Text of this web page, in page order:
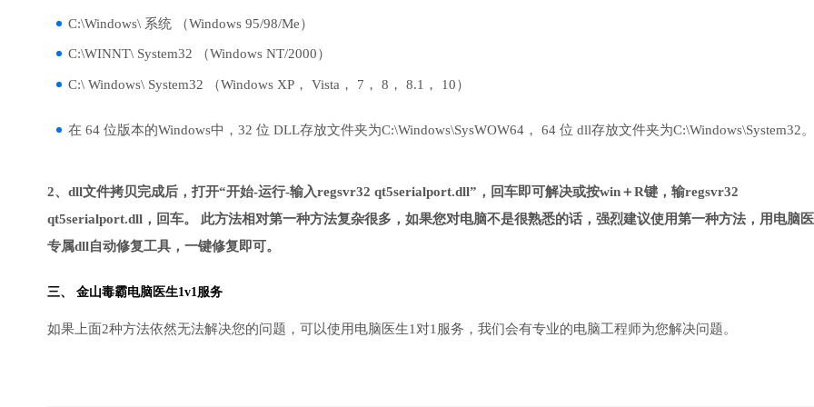
C:\Windows\ 系统 （Windows 95/98/Me）
C:\WINNT\ System32 （Windows NT/2000）
C:\ Windows\ System32 （Windows XP， Vista， 7， 8， 8.1， 10）
在 64 位版本的Windows中，32 位 DLL存放文件夹为C:\Windows\SysWOW64， 64 位 dll存放文件夹为C:\Windows\System32。
2、dll文件拷贝完成后，打开“开始-运行-输入regsvr32 qt5serialport.dll”，回车即可解决或按win＋R键，输regsvr32
qt5serialport.dll，回车。 此方法相对第一种方法复杂很多，如果您对电脑不是很熟悉的话，强烈建议使用第一种方法，用电脑
专属dll自动修复工具，一键修复即可。
三、 金山毒霸电脑医生1v1服务
如果上面2种方法依然无法解决您的问题，可以使用电脑医生1对1服务，我们会有专业的电脑工程师为您解决问题。